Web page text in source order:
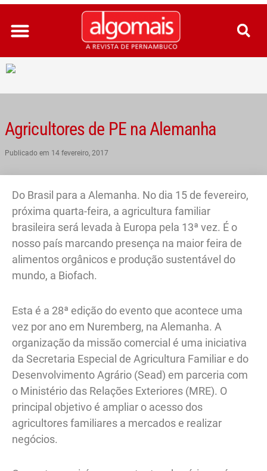
Ir
para
conteúdo
Agricultores de PE na Alemanha
Publicado em 14 fevereiro, 2017
Do Brasil para a Alemanha. No dia 15 de fevereiro,
próxima quarta-feira, a agricultura familiar
brasileira será levada à Europa pela 13ª vez. É o
nosso país marcando presença na maior feira de
alimentos orgânicos e produção sustentável do
mundo, a Biofach.
Esta é a 28ª edição do evento que acontece uma
vez por ano em Nuremberg, na Alemanha. A
organização da missão comercial é uma iniciativa
da Secretaria Especial de Agricultura Familiar e do
Desenvolvimento Agrário (Sead) em parceria com
o Ministério das Relações Exteriores (MRE). O
principal objetivo é ampliar o acesso dos
agricultores familiares a mercados e realizar
negócios.